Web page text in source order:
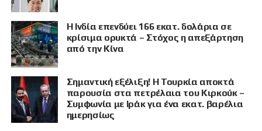
Η Ινδία επενδύει 166 εκατ. δολάρια σε
κρίσιμα ορυκτά – Στόχος η απεξάρτηση
από την Κίνα
Σημαντική εξέλιξη! Η Τουρκία αποκτά
παρουσία στα πετρέλαια του Κιρκούκ –
Συμφωνία με Ιράκ για ένα εκατ. βαρέλια
ημερησίως